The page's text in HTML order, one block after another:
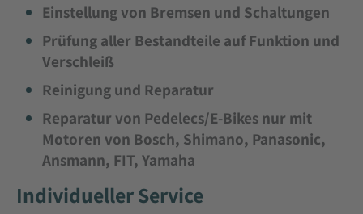
Einstellung von Bremsen und Schaltungen
Prüfung aller Bestandteile auf Funktion und
Verschleiß
Reinigung und Reparatur
Reparatur von Pedelecs/E-Bikes nur mit
Motoren von Bosch, Shimano, Panasonic,
Ansmann, FIT, Yamaha
Individueller Service